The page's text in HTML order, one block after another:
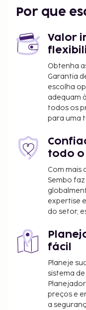
O aeroporto
26,8 km/16,6 mi
As principais
limpeza a seco,
armazenamento
disponibiliza
(disponível 24
Desfrute de
seu dispor,
excursões/
pequenos-
as 8:00 e as 11:00
O alojamento irá
seguintes custos.
aplicáveis:
Imposto
Incluímos todas
comunicou.
Tarifa de
Por que
Valor
Obtenha
Garantia
escolha
adequam
todos os
para uma
todo o
Com mais
Sembo
expertise
do setor,
fácil
Planeje
sistema de
preços e
a